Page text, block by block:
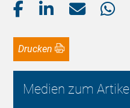
Drucken
Medien zum Artikel